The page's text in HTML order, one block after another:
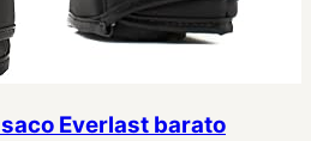
Everlast barato